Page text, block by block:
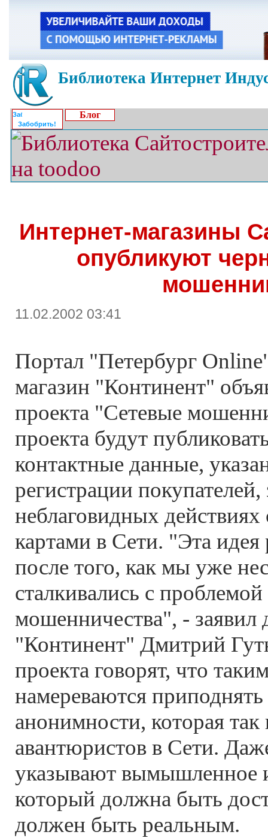
Библиотека Интернет
Забобрить!
Блог
Интернет-магазины
опубликуют
11.02.2002 03:41
Портал "Петербург
магазин "Континент"
проекта "Сетевые
проекта будут
контактные данные,
регистрации
неблаговидных
картами в Сети. "Эта идея
после того, как мы уже
сталкивались с проблемой
мошенничества", - заявил
"Континент" Дмитрий
проекта говорят, что
намереваются приподнять
анонимности, которая так
авантюристов в Сети.
указывают вымышленное
который должна быть
должен быть реальным.